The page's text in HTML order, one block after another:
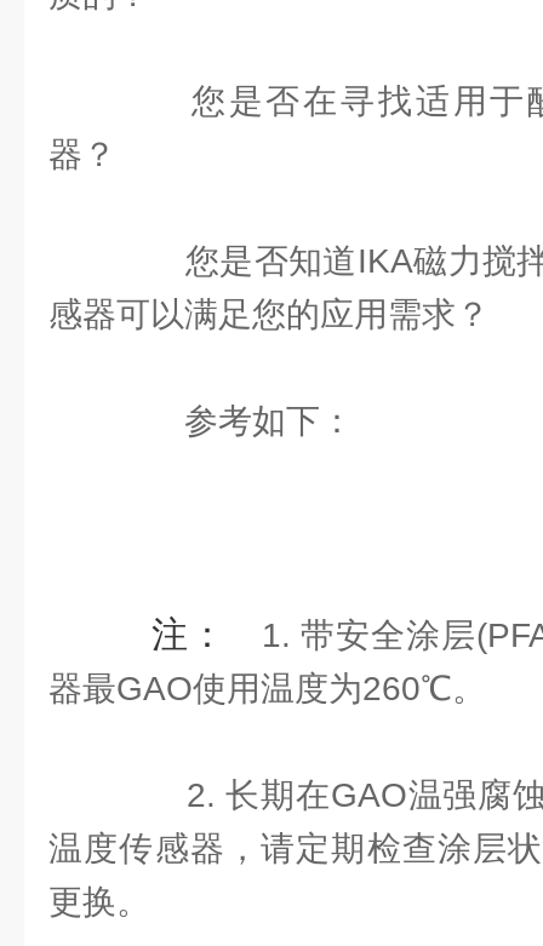
您是否在寻找适用于
器？
您是否知道IKA磁力搅拌
感器可以满足您的应用需求？
参考如下：
注：
1. 带安全涂层
器最GAO使用温度为260℃。
2. 长期在GAO温强腐蚀
温度传感器，请定期检查涂层
更换。